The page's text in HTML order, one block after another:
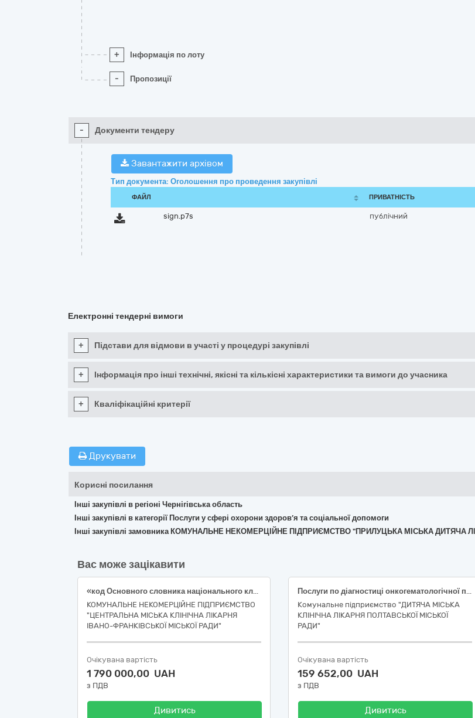
+ Інформація по лоту
- Пропозиції
- Документи тендеру
Завантажити архівом
Тип документа: Оголошення про проведення закупівлі
ФАЙЛ ПРИВАТНІСТЬ
sign.p7s публічний
Електронні тендерні вимоги
+ Підстави для відмови в участі у процедурі закупівлі
+ Інформація про інші технічні, якісні та кількісні характеристики та вимоги до учасника
+ Кваліфікаційні критерії
Друкувати
Корисні посилання
Інші закупівлі в регіоні Чернігівська область
Інші закупівлі в категорії Послуги у сфері охорони здоров’я та соціальної допомоги
Інші закупівлі замовника КОМУНАЛЬНЕ НЕКОМЕРЦІЙНЕ ПІДПРИЄМСТВО "ПРИЛУЦЬКА МІСЬКА ДИТЯЧА
Вас може зацікавити
«код Основного словника національного класифікатора України ДК 021:2015-85110000-3 Послуги лікувальних закладів та супутні послуги (Патогістологічне дослідження біопсійного матеріалу (І категорії складності); Патогістологічне дослідження біопсійного матеріалу (II категорії складності); Патогістологічне дослідження біопсійного матеріалу (ІІ категорії складності); Патогістологічне дослідження біопсійного матеріалу (ІІІ категорії складності); Патогістологічне дослідження матеріалу (IV категорії складності (малий операційний матеріал); Патогістологічне дослідження матеріалу (V категорії складності(великий операційний матеріал)»
КОМУНАЛЬНЕ НЕКОМЕРЦІЙНЕ ПІДПРИЄМСТВО
"ЦЕНТРАЛЬНА МІСЬКА КЛІНІЧНА ЛІКАРНЯ
ІВАНО-ФРАНКІВСЬКОЇ МІСЬКОЇ РАДИ"
Очікувана вартість
1 790 000,00 UAH
з ПДВ
Дивитись
Послуги по діагностиці онкогематологічної патології за кодом ДК 021:2015:85110000-3 - послуги лікувальних закладів та супутні послуги
Комунальне підприємство "ДИТЯЧА МІСЬКА
КЛІНІЧНА ЛІКАРНЯ ПОЛТАВСЬКОЇ МІСЬКОЇ
РАДИ"
Очікувана вартість
159 652,00 UAH
з ПДВ
Дивитись